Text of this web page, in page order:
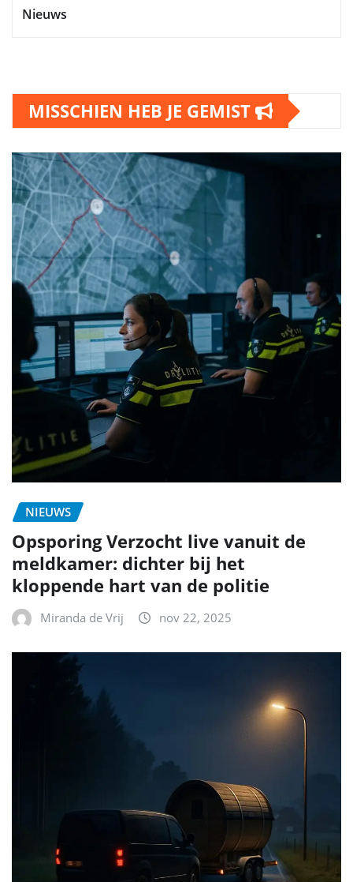
Nieuws
MISSCHIEN HEB JE GEMIST
NIEUWS
Opsporing Verzocht live vanuit de
meldkamer: dichter bij het
kloppende hart van de politie
Miranda de Vrij nov 22, 2025